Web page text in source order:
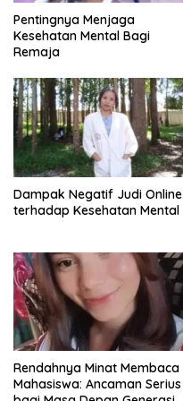
Pentingnya Menjaga
Kesehatan Mental Bagi
Remaja
Dampak Negatif Judi Online
terhadap Kesehatan Mental
Rendahnya Minat Membaca
Mahasiswa: Ancaman Serius